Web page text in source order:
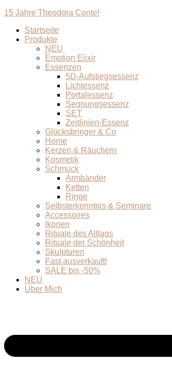
15 Jahre Theodora Conte!
Startseite
Produkte
NEU
Emotion Elixir
Essenzen
5D-Aufstiegsessenz
Lichtessenz
Portalessenz
Segnungsessenz
SET
Zeitlinien-Essenz
Glücksbringer & Co
Home
Kerzen & Räuchern
Kosmetik
Schmuck
Armbänder
Ketten
Ringe
Selbsterkenntnis & Seminare
Accessoires
Ikonen
Rituale des Alltags
Rituale der Schönheit
Skulpturen
Fast ausverkauft!
SALE bis -50%
NEU
Über Mich